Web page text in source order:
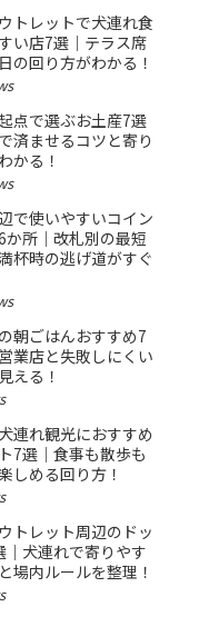
トレットで犬連れ食
い店7選｜テラス席
の回り方がわかる！
点で選ぶお土産7選
済ませるコツと寄り
かる！
で使いやすいコイン
か所｜改札別の最短
杯時の逃げ道がすぐ
朝ごはんおすすめ7
業店と失敗しにくい
える！
連れ観光におすすめ
7選｜食事も散歩も
しめる回り方！
トレット周辺のドッ
｜犬連れで寄りやす
場内ルールを整理！